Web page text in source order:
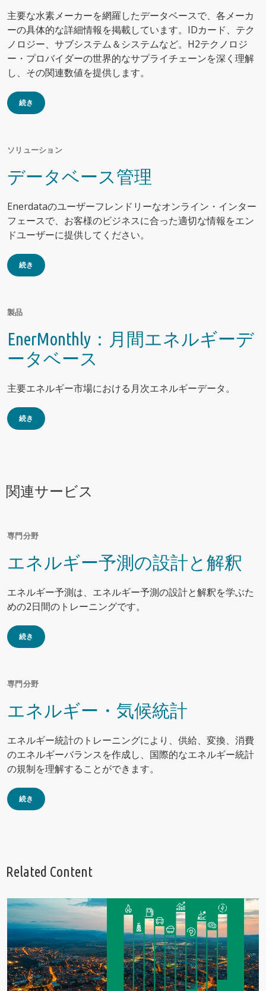
主要な水素メーカーを網羅したデータベースで、各メーカ
ーの具体的な詳細情報を掲載しています。IDカード、テク
ノロジー、サブシステム＆システムなど。H2テクノロジ
ー・プロバイダーの世界的なサプライチェーンを深く理解
し、その関連数値を提供します。
続き
ソリューション
データベース管理
Enerdataのユーザーフレンドリーなオンライン・インター
フェースで、お客様のビジネスに合った適切な情報をエン
ドユーザーに提供してください。
続き
製品
EnerMonthly：月間エネルギーデ
ータベース
主要エネルギー市場における月次エネルギーデータ。
続き
関連サービス
専門分野
エネルギー予測の設計と解釈
エネルギー予測は、エネルギー予測の設計と解釈を学ぶた
めの2日間のトレーニングです。
続き
専門分野
エネルギー・気候統計
エネルギー統計のトレーニングにより、供給、変換、消費
のエネルギーバランスを作成し、国際的なエネルギー統計
の規制を理解することができます。
続き
Related Content